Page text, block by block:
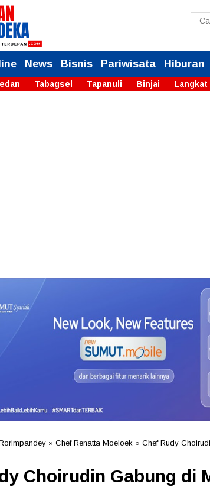
News Bisnis Pariwisata Hiburan
Tabagsel Tapanuli Binjai Langkat
» Chef Renatta Moeloek » Chef Rudy
Choirudin Gabung di